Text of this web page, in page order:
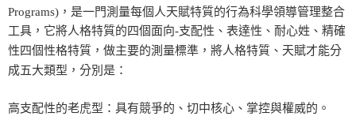
Programs)，是一門測量每個人天賦特質的行為科學領導管理整合
工具，它將人格特質的四個面向-支配性、表達性、耐心姓、精確
性四個性格特質，做主要的測量標準，將人格特質、天賦才能分
成五大類型，分別是：
高支配性的老虎型：具有競爭的、切中核心、掌控與權威的。